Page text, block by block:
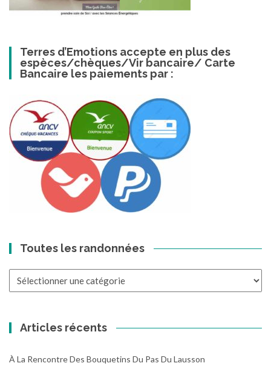
Terres d’Emotions accepte en plus des
espèces/chèques/Vir bancaire/ Carte
Bancaire les paiements par :
Toutes les randonnées
Articles récents
À La Rencontre Des Bouquetins Du Pas Du Lausson